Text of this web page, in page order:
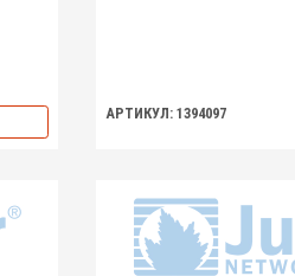
АРТИКУЛ: 1394097